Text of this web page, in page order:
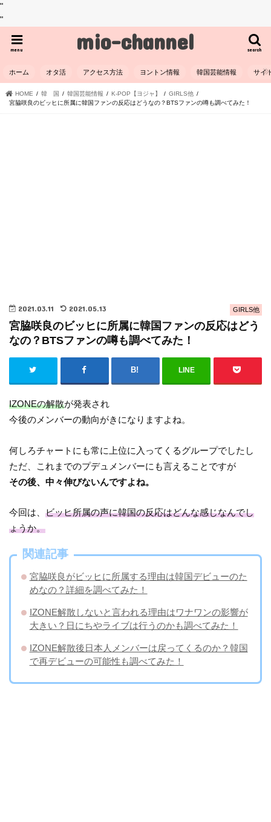
"
"
mio-channel search
menu
ホーム オタ活 アクセス方法 ヨントン情報 韓国芸能情報 サイ
HOME 韓 国 韓国芸能情報 K-POP【ヨジャ】
GIRLS他
宮脇咲良のビッヒに所属に韓国ファンの反応はどうなの？BTSファンの噂も調べてみた！
GIRLS他
2021.03.11 2021.05.13
宮脇咲良のビッヒに所属に韓国ファンの反応はどう
なの？BTSファンの噂も調べてみた！
LINE
IZONEの解散が発表され
今後のメンバーの動向がきになりますよね。
何しろチャートにも常に上位に入ってくるグループでしたし
ただ、これまでのプデュメンバーにも言えることですが
その後、中々伸びないんですよね。
今回は、ビッヒ所属の声に韓国の反応はどんな感じなんでし
ょうか。
関連記事
宮脇咲良がビッヒに所属する理由は韓国デビューのた
めなの？詳細を調べてみた！
IZONE解散しないと言われる理由はワナワンの影響が
大きい？日にちやライブは行うのかも調べてみた！
IZONE解散後日本人メンバーは戻ってくるのか？韓国
で再デビューの可能性も調べてみた！